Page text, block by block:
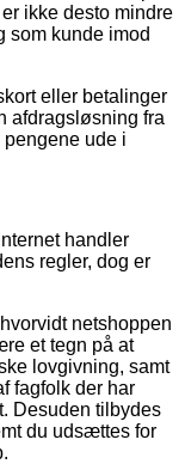
ikke desto mindre
som kunde imod
eller betalinger
afdragsløsning fra
ude i
handler
regler, dog er
netshoppen
et tegn på at
lovgivning, samt
fagfolk der har
Desuden tilbydes
du udsættes for